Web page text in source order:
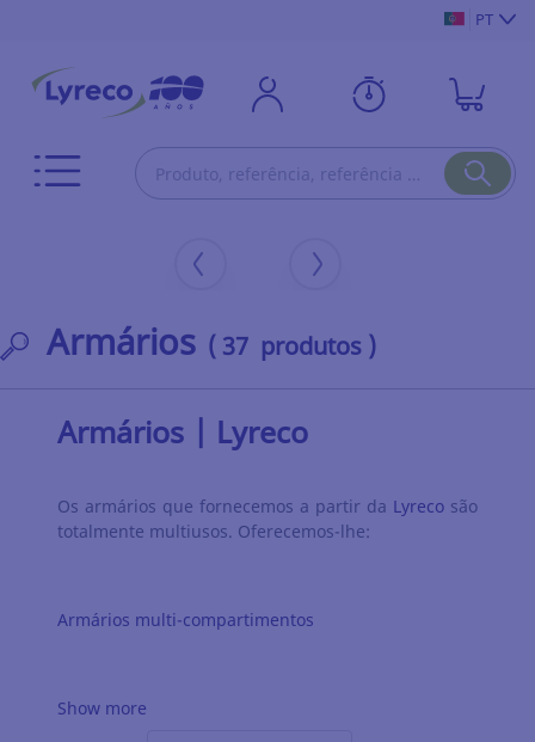
PT
Armários ( 37 produtos )
Armários | Lyreco
Os armários que fornecemos a partir da Lyreco são
totalmente multiusos. Oferecemos-lhe:
Armários multi-compartimentos
Show more